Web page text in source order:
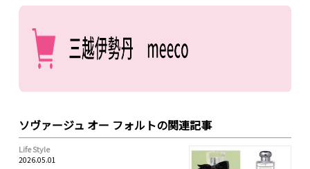
ソヴァージュ オー フォルトの関連記事
Life Style
2026.05.01